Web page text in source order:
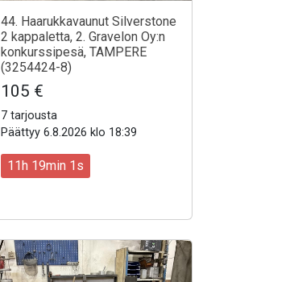
44. Haarukkavaunut Silverstone
2 kappaletta, 2. Gravelon Oy:n
konkurssipesä, TAMPERE
(3254424-8)
105 €
7 tarjousta
Päättyy 6.8.2026 klo 18:39
11h 18min 59s